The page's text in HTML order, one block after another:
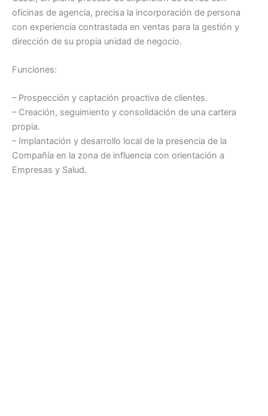
oficinas de agencia, precisa la incorporación de persona
con experiencia contrastada en ventas para la gestión y
dirección de su propia unidad de negocio.
Funciones:
– Prospección y captación proactiva de clientes.
– Creación, seguimiento y consolidación de una cartera
propia.
– Implantación y desarrollo local de la presencia de la
Compañía en la zona de influencia con orientación a
Empresas y Salud.